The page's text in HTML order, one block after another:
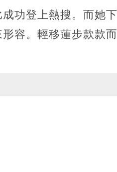
功登上熱搜。而她下
容。輕移蓮步款款而